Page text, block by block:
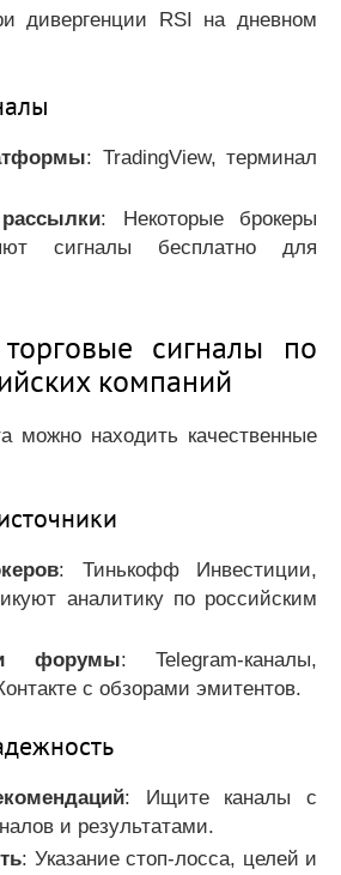
дивергенции RSI на дневном
: TradingView, терминал
: Некоторые брокеры
сигналы бесплатно для
сигналы по
компаний
можно находить качественные
: Тинькофф Инвестиции,
аналитику по российским
форумы: Telegram-каналы,
с обзорами эмитентов.
: Ищите каналы с
и результатами.
: Указание стоп-лосса, целей и